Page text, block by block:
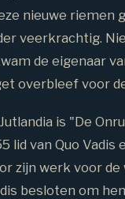
nieuwe
veerkrachtig.
de eigenaar
overbleef voor
is "De
lid van Quo
zijn werk voor
besloten om